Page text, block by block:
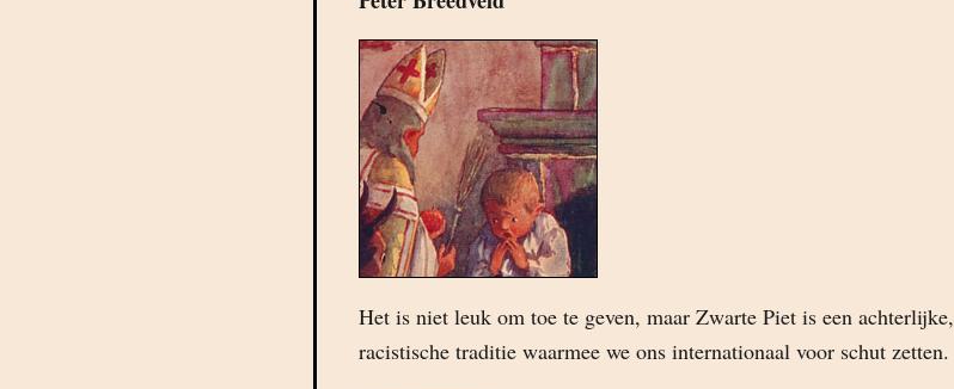
Het is niet leuk om toe te geven, maar Zwarte Piet is een achterlijke,
racistische traditie waarmee we ons internationaal voor schut zetten.